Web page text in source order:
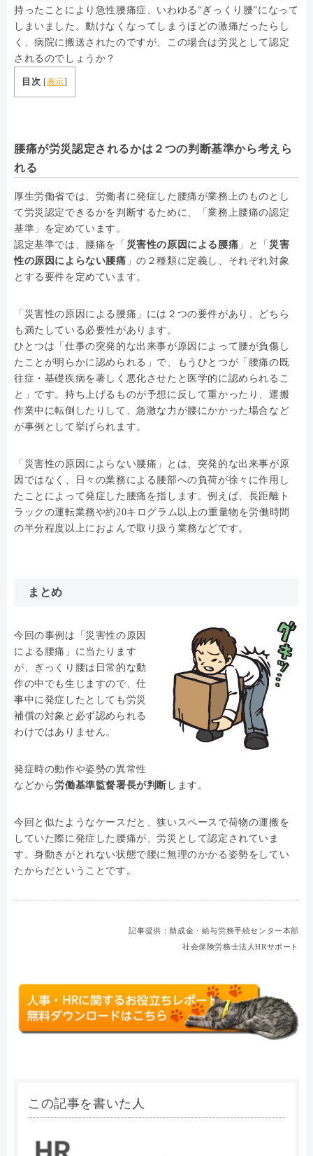
持ったことにより急性腰痛症、いわゆる“ぎっくり腰”になって
しまいました。動けなくなってしまうほどの激痛だったらし
く、病院に搬送されたのですが、この場合は労災として認定
されるのでしょうか？
目次 [表示]
腰痛が労災認定されるかは２つの判断基準から考えら
れる
厚生労働省では、労働者に発症した腰痛が業務上のものとし
て労災認定できるかを判断するために、「業務上腰痛の認定
基準」を定めています。
認定基準では、腰痛を「 災害性の原因による腰痛 」と「 災害
性の原因によらない腰痛 」の２種類に定義し、それぞれ対象
とする要件を定めています。
「災害性の原因による腰痛」には２つの要件があり、どちら
も満たしている必要性があります。
ひとつは「仕事の突発的な出来事が原因によって腰が負傷し
たことが明らかに認められる」で、もうひとつが「腰痛の既
往症・基礎疾病を著しく悪化させたと医学的に認められるこ
と」です。持ち上げるものが予想に反して重かったり、運搬
作業中に転倒したりして、急激な力が腰にかかった場合など
が事例として挙げられます。
「災害性の原因によらない腰痛」とは、突発的な出来事が原
因ではなく、日々の業務による腰部への負荷が徐々に作用し
たことによって発症した腰痛を指します。例えば、長距離ト
ラックの運転業務や約20キログラム以上の重量物を労働時間
の半分程度以上におよんで取り扱う業務などです。
まとめ
今回の事例は「災害性の原因
による腰痛」に当たります
が、ぎっくり腰は日常的な動
作の中でも生じますので、仕
事中に発症したとしても労災
補償の対象と必ず認められる
わけではありません。
発症時の動作や姿勢の異常性
などから労働基準監督署長が判断 します。
今回と似たようなケースだと、狭いスペースで荷物の運搬を
していた際に発症した腰痛が、労災として認定されていま
す。身動きがとれない状態で腰に無理のかかる姿勢をしてい
たからだということです。
記事提供：助成金・給与労務手続センター本部
社会保険労務士法人HRサポート
この記事を書いた人